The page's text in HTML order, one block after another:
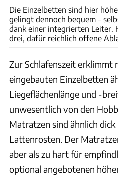
Die Einzelbetten sind hier
gelingt dennoch bequem –
dank einer integrierten Leiter.
drei, dafür reichlich offene
Zur Schlafenszeit erklimmt
eingebauten Einzelbetten
Liegeflächenlänge und -
unwesentlich von den
Matratzen sind ähnlich
Lattenrosten. Der
aber als zu hart für
optional angebotenen